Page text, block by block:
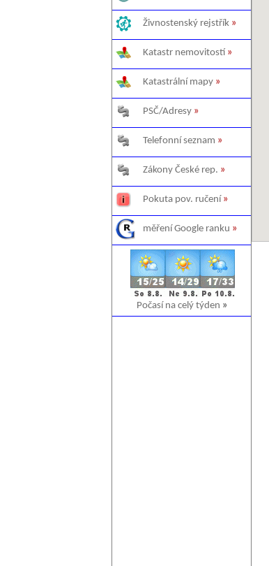
Živnostenský rejstřík »
Katastr nemovitostí »
Katastrální mapy »
PSČ/Adresy »
Telefonní seznam »
Zákony České rep. »
Pokuta pov. ručení »
měření Google ranku »
Počasí na celý týden »